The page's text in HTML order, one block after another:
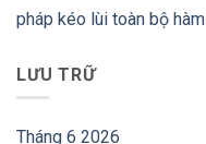
pháp kéo lùi toàn bộ hàm
LƯU TRỮ
Tháng 6 2026